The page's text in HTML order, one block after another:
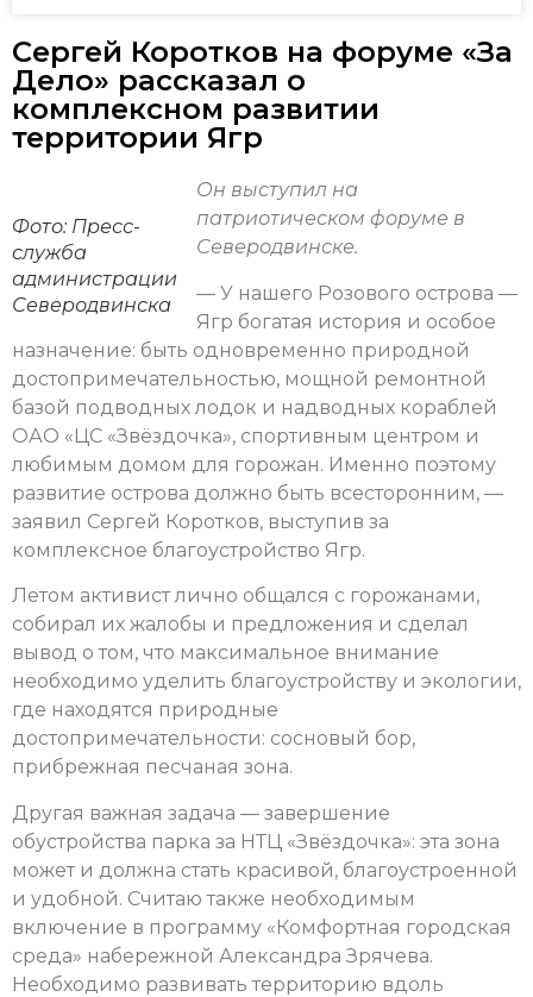
Сергей Коротков на форуме «За
Дело» рассказал о
комплексном развитии
территории Ягр
Фото: Пресс-
служба
администрации
Северодвинска
Он выступил на
патриотическом форуме в
Северодвинске.
— У нашего Розового острова —
Ягр богатая история и особое
назначение: быть одновременно природной
достопримечательностью, мощной ремонтной
базой подводных лодок и надводных кораблей
ОАО «ЦС «Звёздочка», спортивным центром и
любимым домом для горожан. Именно поэтому
развитие острова должно быть всесторонним, —
заявил Сергей Коротков, выступив за
комплексное благоустройство Ягр.
Летом активист лично общался с горожанами,
собирал их жалобы и предложения и сделал
вывод о том, что максимальное внимание
необходимо уделить благоустройству и экологии,
где находятся природные
достопримечательности: сосновый бор,
прибрежная песчаная зона.
Другая важная задача — завершение
обустройства парка за НТЦ «Звёздочка»: эта зона
может и должна стать красивой, благоустроенной
и удобной. Считаю также необходимым
включение в программу «Комфортная городская
среда» набережной Александра Зрячева.
Необходимо развивать территорию вдоль